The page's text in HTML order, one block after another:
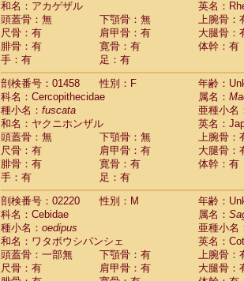
CebidaeCebus nigrivittatus
Cebidae Cebusspp.(0)
Cebidae Saimiri boliviensis
Cebidae Saimiri sciureus
Atelidae Alouatta caraya
AtelidaeAlouatta fusca
AtelidaeAlouatta seniculus
AtelidaeAlouatta
Atelidae Ateles belzebuth
Atelidae Ateles geoffroyi
Atelidae Ateles paniscus
Atelidae Atelesspp.
Atelidae Lagothrix lagothricha
AtelidaeLagothrix lagothricha cana(0)
Pitheciidae
Cacajao calvus
Pitheciidae
Callicebus cupreus(0)
Pitheciidae Callicebus donacophilus(0)
PitheciidaeCallicebus moloch(0)
Pitheciidae Callicebus torquatus(0)
Pitheciidae Callicebus
和名：アカゲザル
英名：
頭蓋骨：無
下顎骨：無
上腕骨：
尺骨：有
肩甲骨：有
大腿骨：
腓骨：有
寛骨：有
体幹：有
手：有
足：有
剖検番号：01458
性別：F
年齢：
科名：Cercopithecidae
属名：
種小名： fuscata
亜種小名
和名：ヤクニホンザル
英名：
頭蓋骨：無
下顎骨：無
上腕骨：
尺骨：有
肩甲骨：有
大腿骨：
腓骨：有
寛骨：有
体幹：有
手：有
足：有
剖検番号：02220
性別：M
年齢：
科名：Cebidae
属名：
種小名： oedipus
亜種小名
和名：ワタボウシパンシェ
英名：
頭蓋骨：一部無
下顎骨：有
上腕骨：
尺骨：有
肩甲骨：有
大腿骨：